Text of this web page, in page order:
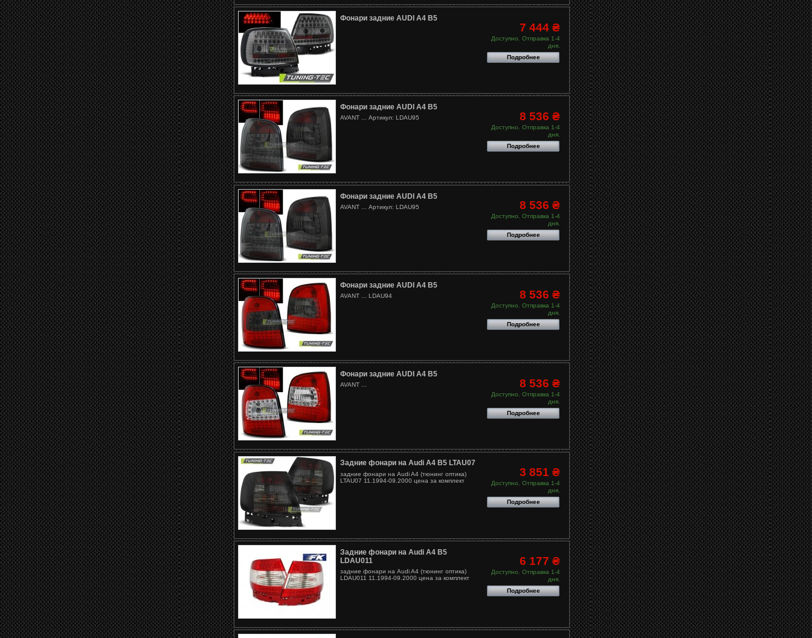
Фонари задние AUDI A4 B5
7 444 ₴
Доступно. Отправка 1-4
дня.
Подробнее
Фонари задние AUDI A4 B5
AVANT ... Артикул: LDAU95 8 536 ₴
Доступно. Отправка 1-4
дня.
Подробнее
Фонари задние AUDI A4 B5
AVANT ... Артикул: LDAU95 8 536 ₴
Доступно. Отправка 1-4
дня.
Подробнее
Фонари задние AUDI A4 B5
AVANT ... LDAU94 8 536 ₴
Доступно. Отправка 1-4
дня.
Подробнее
Фонари задние AUDI A4 B5
AVANT ... 8 536 ₴
Доступно. Отправка 1-4
дня.
Подробнее
Задние фонари на Audi A4 B5 LTAU07
задние фонари на Audi A4 (тюнинг оптика)
LTAU07 11.1994-09.2000 цена за комплект
3 851 ₴
Доступно. Отправка 1-4
дня.
Подробнее
Задние фонари на Audi A4 B5
LDAU011
задние фонари на Audi A4 (тюнинг оптика)
LDAU011 11.1994-09.2000 цена за комплект
6 177 ₴
Доступно. Отправка 1-4
дня.
Подробнее